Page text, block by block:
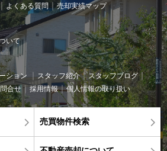
よくある質問 売却実績マップ
いて
ション スタッフ紹介
スタッフブログ
合せ 採用情報 個人情報の取り扱い
売買物件検索